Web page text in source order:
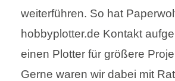
weiterführen. So hat
hobbyplotter.de Kontakt
einen Plotter für größere
Gerne waren wir dabei mit